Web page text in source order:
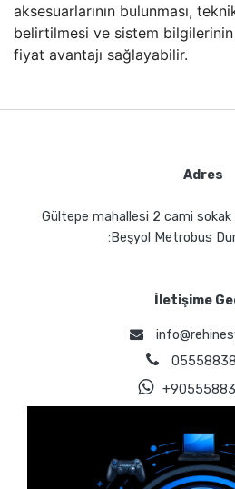
aksesuarlarının bulunması,
belirtilmesi ve sistem bilgilerinin
fiyat avantajı sağlayabilir.
Adres
Gültepe mahallesi 2 cami
:Beşyol Metrobus
İletişime